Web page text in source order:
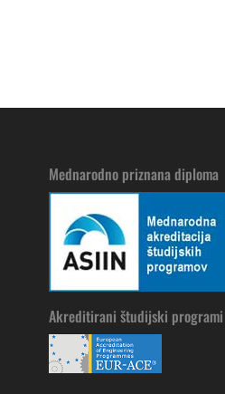
Mednarodno priznana diploma
Akreditirani študijski programi